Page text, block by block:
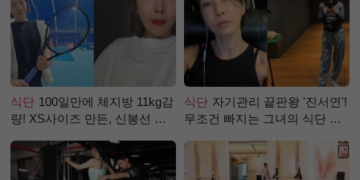
식단 100일만에 체지방 11kg감
량! XS사이즈 만든, 신봉선 식
식단 자기관리 끝판왕 '진서연'!
무조건 빠지는 그녀의 식단 정